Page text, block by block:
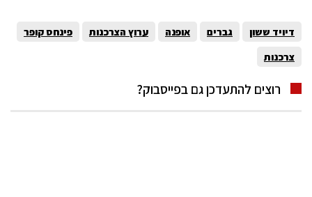
דיויד ששון גברים אופנה ערוץ הצרכנות
פינחס קופר
צרכנות
רוצים להתעדכן גם בפייסבוק?